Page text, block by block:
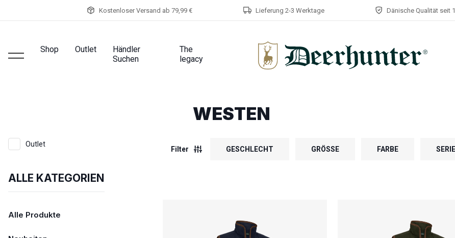
Kostenloser Versand ab 79,99 € Lieferung 2-3 Werktage Dänische Qualität seit
Shop Outlet
Händler
Suchen
The
legacy
WESTEN
Outlet
ALLE KATEGORIEN
Alle Produkte
Filter GESCHLECHT GRÖSSE FARBE